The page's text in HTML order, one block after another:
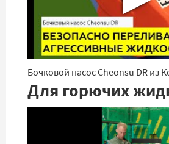
Бочковой насос Cheonsu DR из
Для горючих